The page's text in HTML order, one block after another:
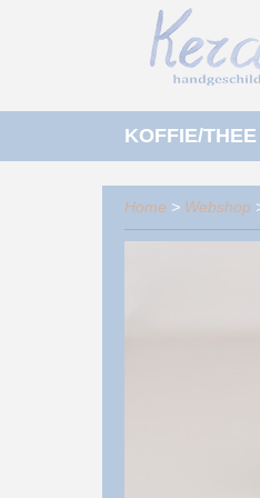
KOFFIE/THEE
Home > Webshop